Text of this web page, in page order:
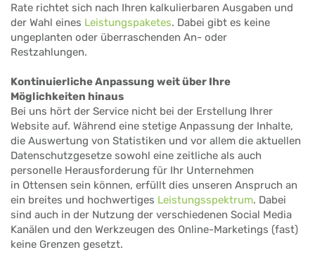
Rate richtet sich nach Ihren kalkulierbaren Ausgaben und
der Wahl eines Leistungspaketes. Dabei gibt es keine
ungeplanten oder überraschenden An- oder
Restzahlungen.
Kontinuierliche Anpassung weit über Ihre
Möglichkeiten hinaus
Bei uns hört der Service nicht bei der Erstellung Ihrer
Website auf. Während eine stetige Anpassung der Inhalte,
die Auswertung von Statistiken und vor allem die aktuellen
Datenschutzgesetze sowohl eine zeitliche als auch
personelle Herausforderung für Ihr Unternehmen
in Ottensen sein können, erfüllt dies unseren Anspruch an
ein breites und hochwertiges Leistungsspektrum. Dabei
sind auch in der Nutzung der verschiedenen Social Media
Kanälen und den Werkzeugen des Online-Marketings (fast)
keine Grenzen gesetzt.